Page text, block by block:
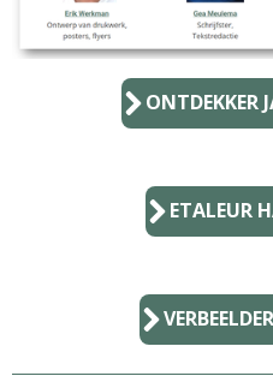
ONTDEKKER
ETALEUR